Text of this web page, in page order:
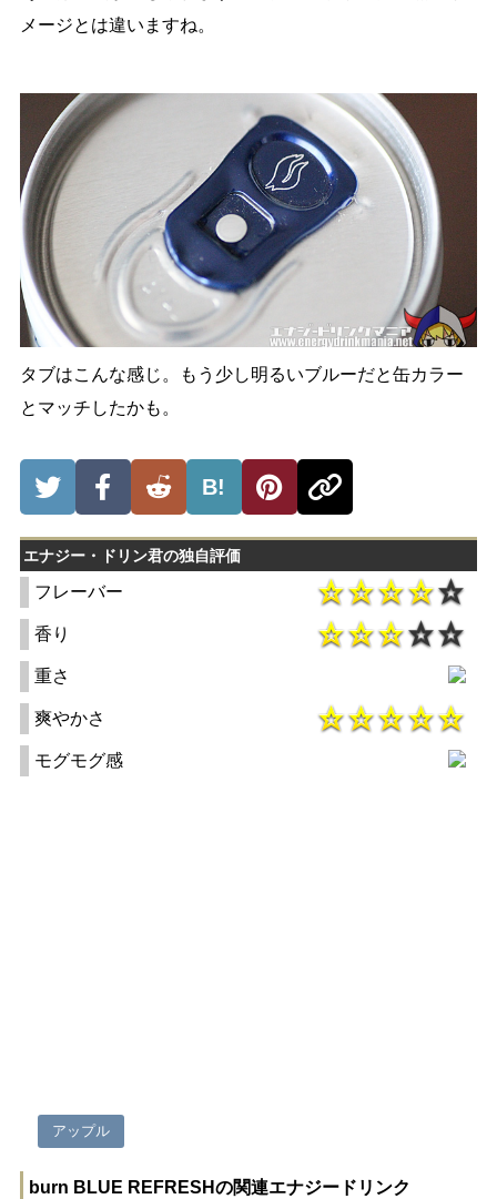
メージとは違いますね。
タブはこんな感じ。もう少し明るいブルーだと缶カラー
とマッチしたかも。
B!
エナジー・ドリン君の独自評価
フレーバー
香り
重さ
爽やかさ
モグモグ感
アップル
burn BLUE REFRESHの関連エナジードリンク